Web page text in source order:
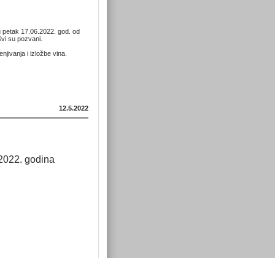
17.06.2022. god. od
su pozvani.
i izložbe vina.
12.5.2022
godina